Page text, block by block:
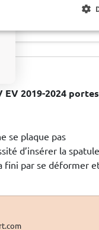
transparant
EV 2019-2024 portes
se plaque pas
d’insérer la
fini par se déformer